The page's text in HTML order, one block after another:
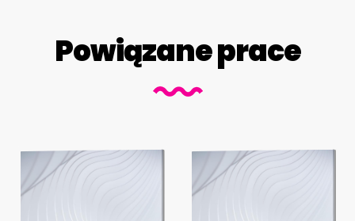
Powiązane prace